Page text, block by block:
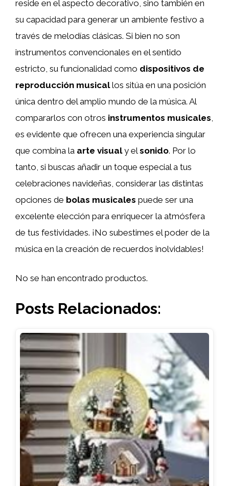
reside en el aspecto decorativo, sino también en
su capacidad para generar un ambiente festivo a
través de melodías clásicas. Si bien no son
instrumentos convencionales en el sentido
estricto, su funcionalidad como dispositivos de
reproducción musicallos sitúa en una posición
única dentro del amplio mundo de la música. Al
compararlos con otros instrumentos musicales
es evidente que ofrecen una experiencia singular
que combina la arte visualy elsonido. Por lo
tanto, si buscas añadir un toque especial a tus
celebraciones navideñas, considerar las distintas
opciones de bolas musicales puede ser una
excelente elección para enriquecer la atmósfera
de tus festividades. ¡No subestimes el poder de la
música en la creación de recuerdos inolvidables!
No se han encontrado productos.
Posts Relacionados: